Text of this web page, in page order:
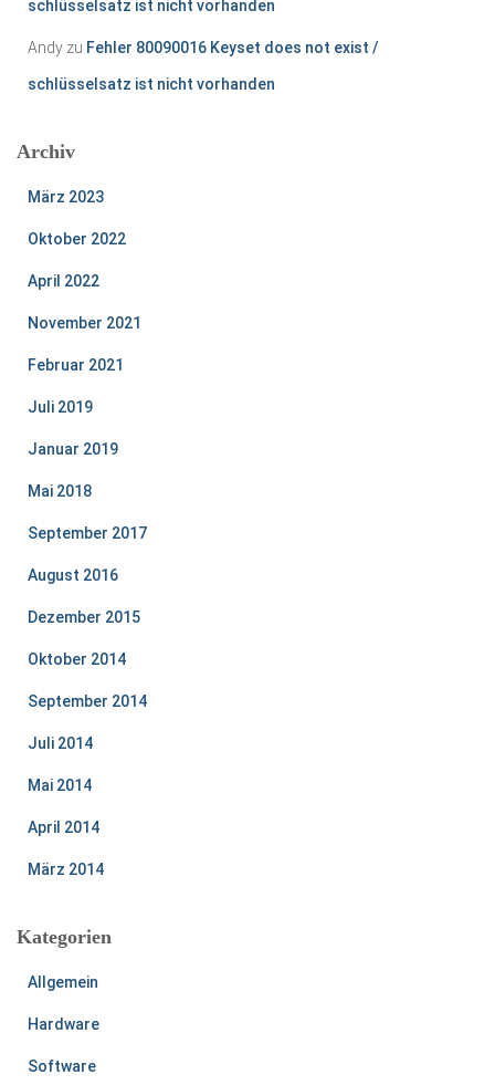
schlüsselsatz ist nicht vorhanden
Andy zu Fehler 80090016 Keyset does not exist /
schlüsselsatz ist nicht vorhanden
Archiv
März 2023
Oktober 2022
April 2022
November 2021
Februar 2021
Juli 2019
Januar 2019
Mai 2018
September 2017
August 2016
Dezember 2015
Oktober 2014
September 2014
Juli 2014
Mai 2014
April 2014
März 2014
Kategorien
Allgemein
Hardware
Software